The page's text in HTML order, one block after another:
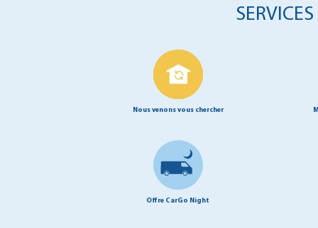
SERVICES
Nous venons vous chercher
Offre CarGo Night